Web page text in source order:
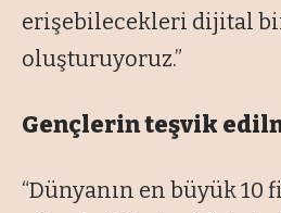
erişebilecekleri dijital
oluşturuyoruz.”
Gençlerin teşvik
“Dünyanın en büyük 10